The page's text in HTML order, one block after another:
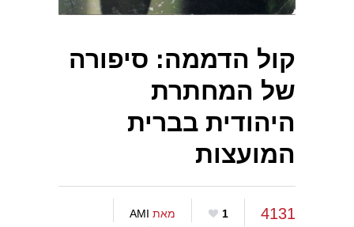
קול הדממה: סיפורה
של המחתרת
היהודית בברית
המועצות
4131
1 מאת AMI